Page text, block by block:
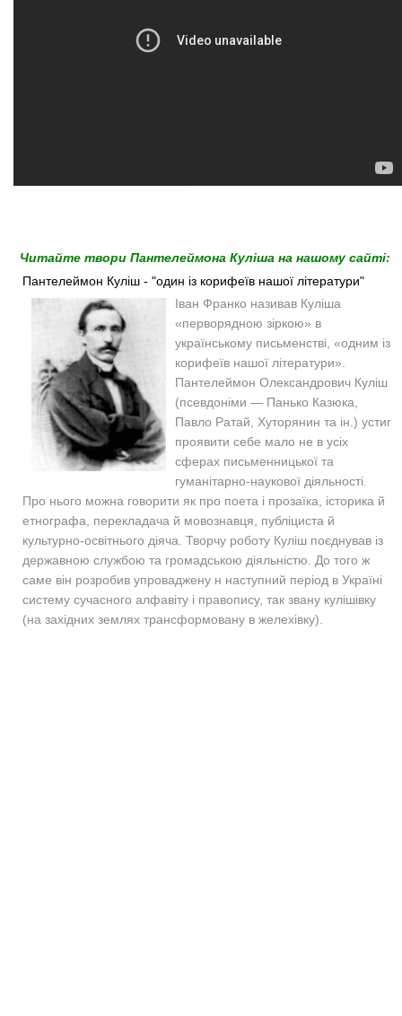
Читайте твори Пантелеймона Куліша на нашому сайті:
Пантелеймон Куліш - "один із корифеїв нашої літератури"
Іван Франко називав Куліша
«перворядною зіркою» в
українському письменстві, «одним із
корифеїв нашої літератури».
Пантелеймон Олександрович Куліш
(псевдоніми — Панько Казюка,
Павло Ратай, Хуторянин та ін.) устиг
проявити себе мало не в усіх
сферах письменницької та
гуманітарно-наукової діяльності.
Про нього можна говорити як про поета і прозаїка, історика й
етнографа, перекладача й мовознавця, публіциста й
культурно-освітнього діяча. Творчу роботу Куліш поєднував із
державною службою та громадською діяльністю. До того ж
саме він розробив упроваджену н наступний період в Україні
систему сучасного алфавіту і правопису, так звану кулішівку
(на західних землях трансформовану в желехівку).